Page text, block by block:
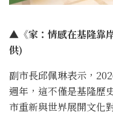
▲《家：情感在基隆靠
供)
副市長邱佩琳表示，
週年，這不僅是基隆歷
市重新與世界展開文化